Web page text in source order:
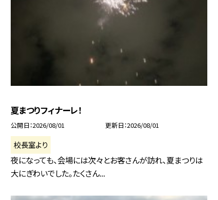
夏まつりフィナーレ！
公開日 2026/08/01 更新日 2026/08/01
校長室より
夜になっても、会場には次々とお客さんが訪れ、夏まつりは
大にぎわいでした。たくさん...